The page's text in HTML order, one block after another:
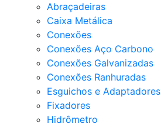
Abraçadeiras
Caixa Metálica
Conexões
Conexões Aço Carbono
Conexões Galvanizadas
Conexões Ranhuradas
Esguichos e Adaptadores
Fixadores
Hidrômetro